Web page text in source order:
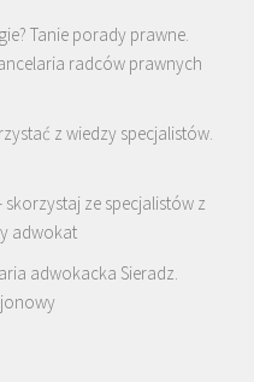
Tanie porady prawne.
radców prawnych
z wiedzy specjalistów.
skorzystaj ze specjalistów z
adwokat
adwokacka Sieradz.